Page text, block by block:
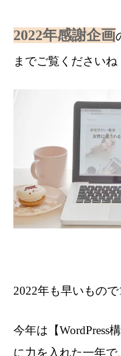
2022年感謝企画
までご覧くださいね
2022年も早いもの
今年は【WordPress
に力を入れた一年